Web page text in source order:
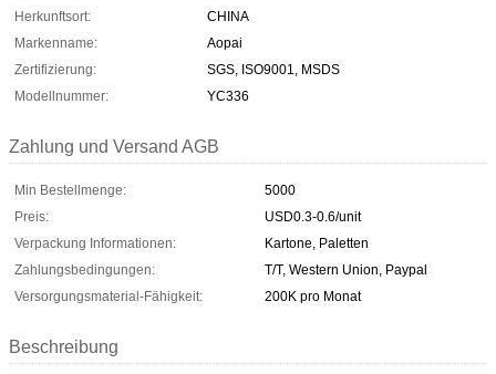
Herkunftsort:
CHINA
Markenname:
Aopai
Zertifizierung:
SGS, ISO9001, MSDS
Modellnummer:
YC336
Zahlung und Versand AGB
Min Bestellmenge:
5000
Preis:
USD0.3-0.6/unit
Verpackung Informationen:
Kartone, Paletten
Zahlungsbedingungen:
T/T, Western Union, Paypal
Versorgungsmaterial-Fähigkeit:
200K pro Monat
Beschreibung